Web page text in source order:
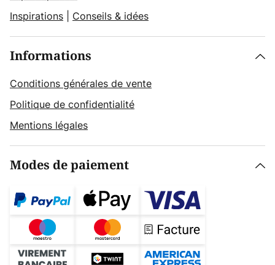
Inspirations
Conseils & idées
Informations
Conditions générales de vente
Politique de confidentialité
Mentions légales
Modes de paiement